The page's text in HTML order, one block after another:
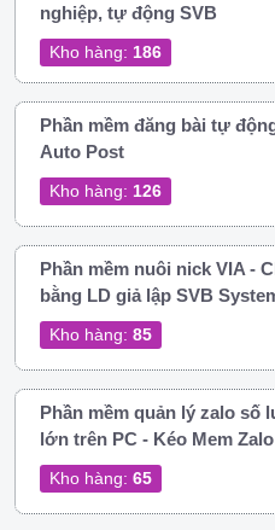
nghiệp, tự động SVB
Kho hàng: 186
Phần mềm đăng bài tự
Auto Post
Kho hàng: 126
Phần mềm nuôi nick VIA -
bằng LD giả lập SVB
Kho hàng: 85
Phần mềm quản lý zalo số
lớn trên PC - Kéo Mem Zalo
Kho hàng: 65